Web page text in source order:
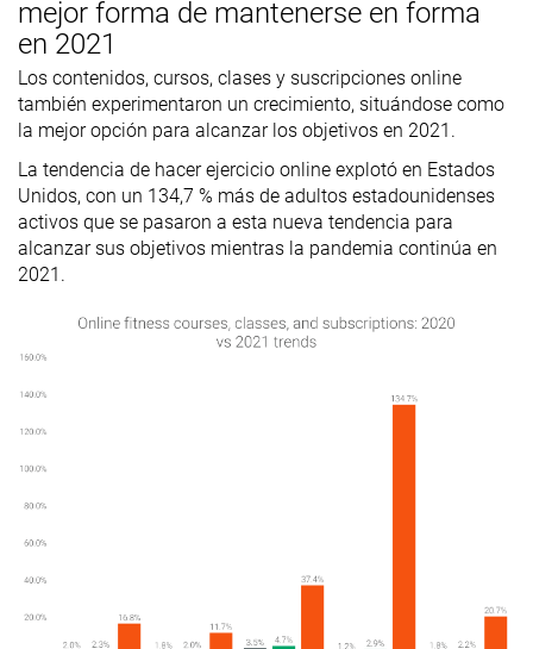
mejor forma de mantenerse en forma
en 2021
Los contenidos, cursos, clases y suscripciones online
también experimentaron un crecimiento, situándose como
la mejor opción para alcanzar los objetivos en 2021.
La tendencia de hacer ejercicio online explotó en Estados
Unidos, con un 134,7 % más de adultos estadounidenses
activos que se pasaron a esta nueva tendencia para
alcanzar sus objetivos mientras la pandemia continúa en
2021.